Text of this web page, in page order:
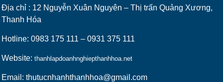
Địa chỉ : 12 Nguyễn Xuân Nguyên – Thị trấn Quảng Xương,
Thanh Hóa
Hotline: 0983 175 111 – 0931 375 111
Website: thanhlapdoanhnghiepthanhhoa.net
Email: thutucnhanhthanhhoa@gmail.com